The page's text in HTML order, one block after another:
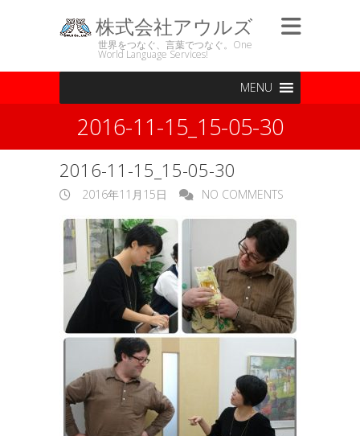
株式会社アウルズ
世界をつなぐ、言葉でつなぐ。One
World Language Services!
MENU
2016-11-15_15-05-30
2016-11-15_15-05-30
2016年11月15日 NO COMMENTS